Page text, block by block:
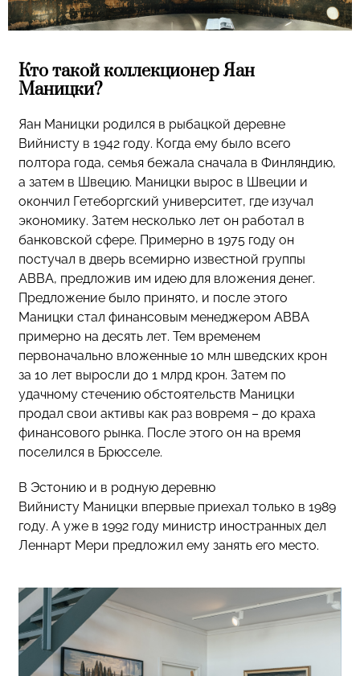
Кто такой коллекционер Яан
Маницки?
Яан Маницки родился в рыбацкой деревне
Вийнисту в 1942 году. Когда ему было всего
полтора года, семья бежала сначала в Финляндию,
а затем в Швецию. Маницки вырос в Швеции и
окончил Гетеборгский университет, где изучал
экономику. Затем несколько лет он работал в
банковской сфере. Примерно в 1975 году он
постучал в дверь всемирно известной группы
ABBA, предложив им идею для вложения денег.
Предложение было принято, и после этого
Маницки стал финансовым менеджером ABBA
примерно на десять лет. Тем временем
первоначально вложенные 10 млн шведских крон
за 10 лет выросли до 1 млрд крон. Затем по
удачному стечению обстоятельств Маницки
продал свои активы как раз вовремя – до краха
финансового рынка. После этого он на время
поселился в Брюсселе.
В Эстонию и в родную деревню
Вийнисту Маницки впервые приехал только в 1989
году. А уже в 1992 году министр иностранных дел
Леннарт Мери предложил ему занять его место.